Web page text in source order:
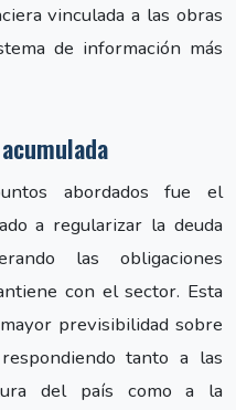
vinculada a las obras
de información más
abordados fue el
a regularizar la deuda
las obligaciones
con el sector. Esta
previsibilidad sobre
tanto a las
del país como a la